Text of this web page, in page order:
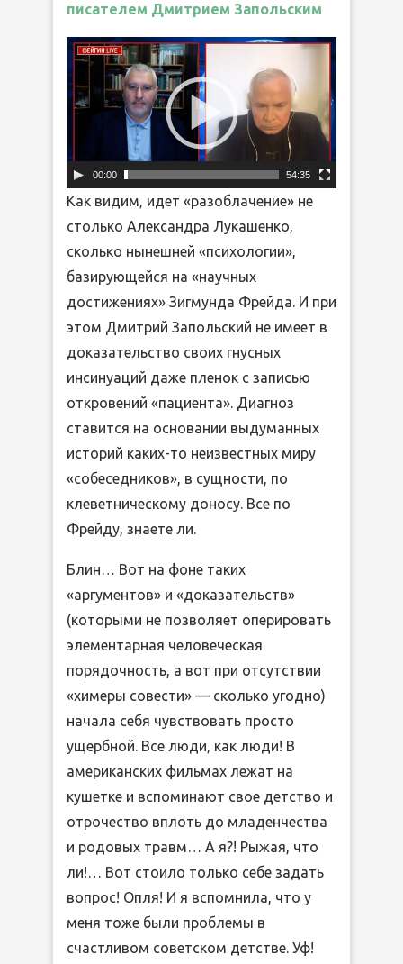
писателем Дмитрием Запольским
Видеоплеер
00:00 54:35
Как видим, идет «разоблачение» не
столько Александра Лукашенко,
сколько нынешней «психологии»,
базирующейся на «научных
достижениях» Зигмунда Фрейда. И при
этом Дмитрий Запольский не имеет в
доказательство своих гнусных
инсинуаций даже пленок с записью
откровений «пациента». Диагноз
ставится на основании выдуманных
историй каких-то неизвестных миру
«собеседников», в сущности, по
клеветническому доносу. Все по
Фрейду, знаете ли.
Блин… Вот на фоне таких
«аргументов» и «доказательств»
(которыми не позволяет оперировать
элементарная человеческая
порядочность, а вот при отсутствии
«химеры совести» — сколько угодно)
начала себя чувствовать просто
ущербной. Все люди, как люди! В
американских фильмах лежат на
кушетке и вспоминают свое детство и
отрочество вплоть до младенчества
и родовых травм… А я?! Рыжая, что
ли!… Вот стоило только себе задать
вопрос! Опля! И я вспомнила, что у
меня тоже были проблемы в
счастливом советском детстве. Уф!